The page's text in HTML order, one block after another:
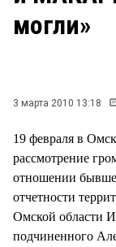
могли»
3 марта 2010 13:18
19 февраля в
рассмотрение
отношении
отчетности
Омской области
подчиненного